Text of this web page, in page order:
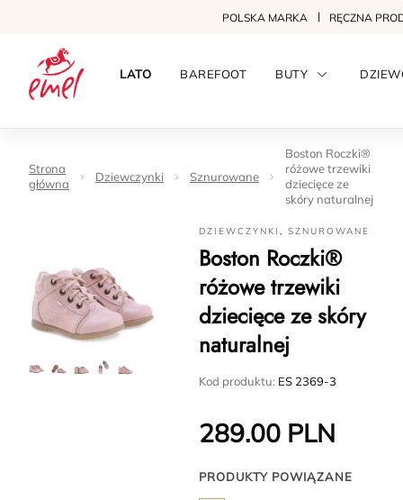
POLSKA MARKA RĘCZNA
LATO BAREFOOT BUTY
Strona
główna
Dziewczynki Sznurowane
Boston Roczki®
różowe trzewiki
dziecięce ze
skóry naturalnej
DZIEWCZYNKI,SZNUROWANE
Boston Roczki®
różowe trzewiki
dziecięce ze skóry
naturalnej
Kod produktu: ES 2369-3
289.00 PLN
PRODUKTY POWIĄZANE